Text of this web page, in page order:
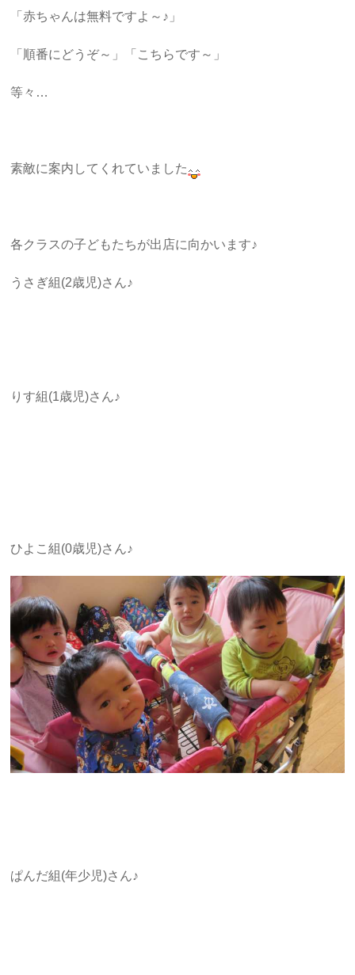
「赤ちゃんは無料ですよ～♪」
「順番にどうぞ～」「こちらです～」
等々…
素敵に案内してくれていました
各クラスの子どもたちが出店に向かいます♪
うさぎ組(2歳児)さん♪
りす組(1歳児)さん♪
ひよこ組(0歳児)さん♪
ぱんだ組(年少児)さん♪